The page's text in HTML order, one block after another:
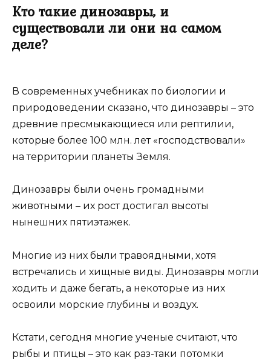
Кто такие динозавры, и
существовали ли они на самом
деле?
В современных учебниках по биологии и
природоведении сказано, что динозавры – это
древние пресмыкающиеся или рептилии,
которые более 100 млн. лет «господствовали»
на территории планеты Земля.
Динозавры были очень громадными
животными – их рост достигал высоты
нынешних пятиэтажек.
Многие из них были травоядными, хотя
встречались и хищные виды. Динозавры могли
ходить и даже бегать, а некоторые из них
освоили морские глубины и воздух.
Кстати, сегодня многие ученые считают, что
рыбы и птицы – это как раз-таки потомки